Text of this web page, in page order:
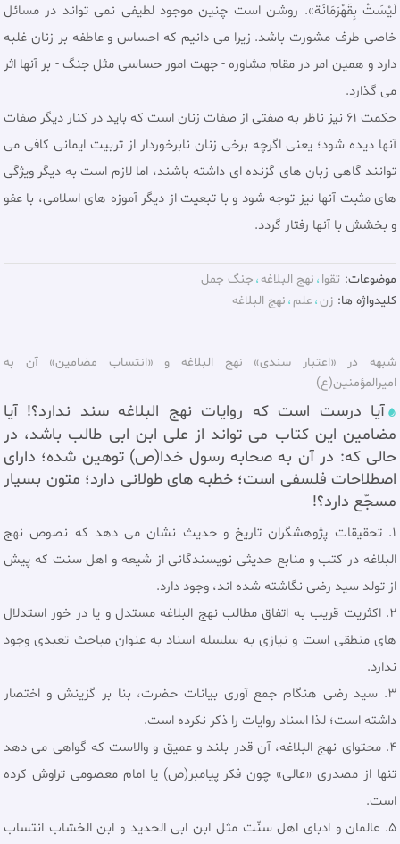
لَيْسَتْ بِقَهْرَمَانَة». روشن است چنين موجود لطيفى نمى تواند در مسائل
خاصی طرف مشورت باشد. زیرا مى دانيم كه احساس و عاطفه بر زنان غلبه
دارد و همين امر در مقام مشاوره - جهت امور حساسی مثل جنگ - بر آنها اثر
مى گذارد.
حکمت 61 نیز ناظر به صفتی از صفات زنان است که باید در کنار دیگر صفات
آنها دیده شود؛ یعنی اگرچه برخی زنان نابرخوردار از تربیت ایمانی کافی می
توانند گاهی زبان های گزنده ای داشته باشند، اما لازم است به دیگر ویژگی
های مثبت آنها نیز توجه شود و با تبعیت از دیگر آموزه های اسلامی، با عفو
و بخشش با آنها رفتار گردد.
موضوعات: تقوا نهج البلاغه جنگ جمل
کلیدواژه ها: زن علم نهج البلاغه
شبهه در «اعتبار سندی» نهج البلاغه و «انتساب مضامین» آن به
امیرالمؤمنین(ع)
آیا درست است که روایات نهج البلاغه سند ندارد؟! آیا
مضامین این کتاب می تواند از علی ابن ابی طالب باشد، در
حالی که: در آن به صحابه رسول خدا(ص) توهین شده؛ دارای
اصطلاحات فلسفی است؛ خطبه های طولانی دارد؛ متون بسیار
مسجّع دارد؟!
1. تحقیقات پژوهشگران تاریخ و حدیث نشان می دهد که نصوص نهج
البلاغه در کتب و منابع حدیثی نویسندگانی از شیعه و اهل سنت که پیش
از تولد سید رضی نگاشته شده اند، وجود دارد.
2. اکثریت قریب به اتفاق مطالب نهج البلاغه مستدل و یا در خور استدلال
هاى منطقى است و نیازى به سلسله اسناد به عنوان مباحث تعبدى وجود
ندارد.
3. سید رضی هنگام جمع آوری بیانات حضرت، بنا بر گزینش و اختصار
داشته است؛ لذا اسناد روایات را ذکر نکرده است.
4. محتوای نهج البلاغه، آن قدر بلند و عمیق و والاست که گواهى مى دهد
تنها از مصدری «عالی» چون فکر پیامبر(ص) یا امام معصومى تراوش کرده
است.
5. عالمان و ادبای اهل سنّت مثل ابن ابی الحدید و ابن الخشاب انتساب